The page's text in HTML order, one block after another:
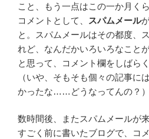
こと、もう一点はこの一か月く
コメントとして、
スパムメール
と。スパムメールはその都度、
れど、なんだかいろいろなこと
と思って、コメント欄をしばら
（いや、そもそも個々の記事に
かったな……どうなってんの？）
数時間後、またスパムメールが
すごく前に書いたブログで、コ